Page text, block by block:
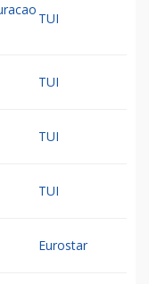
TUI
TUI
TUI
TUI
Eurostar